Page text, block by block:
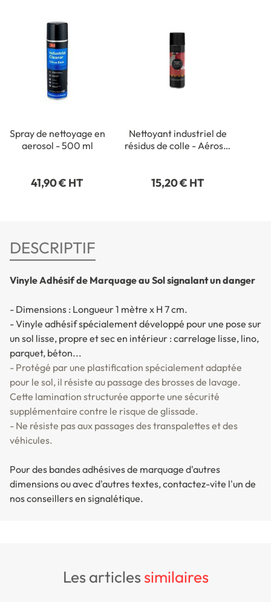
Spray de nettoyage en
aerosol - 500 ml
41,90 € HT
Nettoyant industriel de
résidus de colle - Aérosol
15,20 € HT
DESCRIPTIF
Vinyle Adhésif de Marquage au Sol signalant un danger
- Dimensions : Longueur 1 mètre x H 7 cm.
- Vinyle adhésif spécialement développé pour une pose sur
un sol lisse, propre et sec en intérieur : carrelage lisse, lino,
parquet, béton...
- Protégé par une plastification spécialement adaptée
pour le sol, il résiste au passage des brosses de lavage.
Cette lamination structurée apporte une sécurité
supplémentaire contre le risque de glissade.
- Ne résiste pas aux passages des transpalettes et des
véhicules.
Pour des bandes adhésives de marquage d'autres
dimensions ou avec d'autres textes, contactez-vite l'un de
nos conseillers en signalétique.
les articlessimilaires